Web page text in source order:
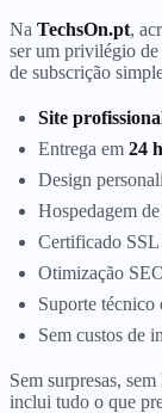
Na TechsOn.pt,
ser um privilégio de
de subscrição
Site
Entrega em 24
Design
Hospedagem
Certificado
Otimização
Suporte técnico
Sem custos de
Sem surpresas,
inclui tudo o que